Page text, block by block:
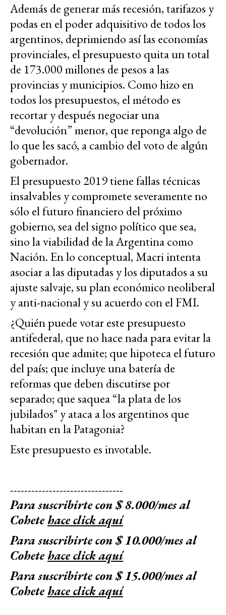
Además de generar más recesión, tarifazos y
podas en el poder adquisitivo de todos los
argentinos, deprimiendo así las economías
provinciales, el presupuesto quita un total
de 173.000 millones de pesos a las
provincias y municipios. Como hizo en
todos los presupuestos, el método es
recortar y después negociar una
“devolución” menor, que reponga algo de
lo que les sacó, a cambio del voto de algún
gobernador.
El presupuesto 2019 tiene fallas técnicas
insalvables y compromete severamente no
sólo el futuro financiero del próximo
gobierno, sea del signo político que sea,
sino la viabilidad de la Argentina como
Nación. En lo conceptual, Macri intenta
asociar a las diputadas y los diputados a su
ajuste salvaje, su plan económico neoliberal
y anti-nacional y su acuerdo con el FMI.
¿Quién puede votar este presupuesto
antifederal, que no hace nada para evitar la
recesión que admite; que hipoteca el futuro
del país; que incluye una batería de
reformas que deben discutirse por
separado; que saquea “la plata de los
jubilados" y ataca a los argentinos que
habitan en la Patagonia?
Este presupuesto es invotable.
--------------------------------
Para suscribirte con $ 8.000/mes al
Cohetehace click aquí
Para suscribirte con $ 10.000/mes al
Cohetehace click aquí
Para suscribirte con $ 15.000/mes al
Cohetehace click aquí